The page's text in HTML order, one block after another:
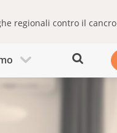
regionali contro il cancro